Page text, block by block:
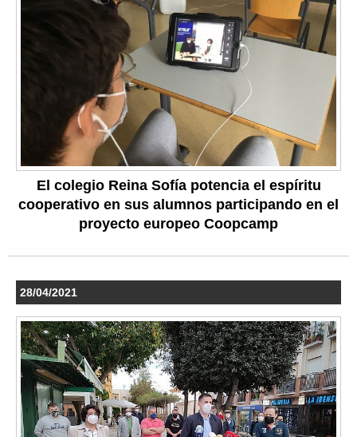
El colegio Reina Sofía potencia el espíritu
cooperativo en sus alumnos participando en el
proyecto europeo Coopcamp
28/04/2021